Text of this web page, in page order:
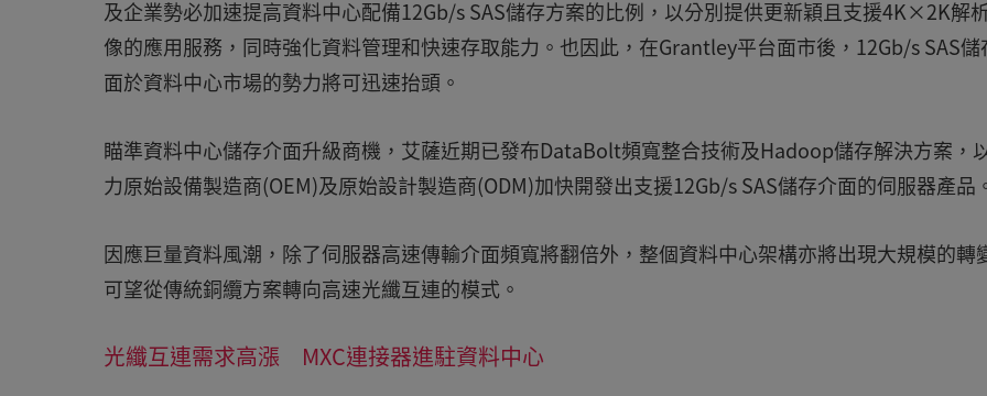
及企業勢必加速提高資料中心配備12Gb/s SAS儲存方案的比例，以分別提供更新穎且支援4K×2K解
像的應用服務，同時強化資料管理和快速存取能力。也因此，在Grantley平台面市後，12Gb/s SAS儲
面於資料中心市場的勢力將可迅速抬頭。
瞄準資料中心儲存介面升級商機，艾薩近期已發布DataBolt頻寬整合技術及Hadoop儲存解決方案，
力原始設備製造商(OEM)及原始設計製造商(ODM)加快開發出支援12Gb/s SAS儲存介面的伺服器產品
因應巨量資料風潮，除了伺服器高速傳輸介面頻寬將翻倍外，整個資料中心架構亦將出現大規模的轉
可望從傳統銅纜方案轉向高速光纖互連的模式。
光纖互連需求高漲 MXC連接器進駐資料中心